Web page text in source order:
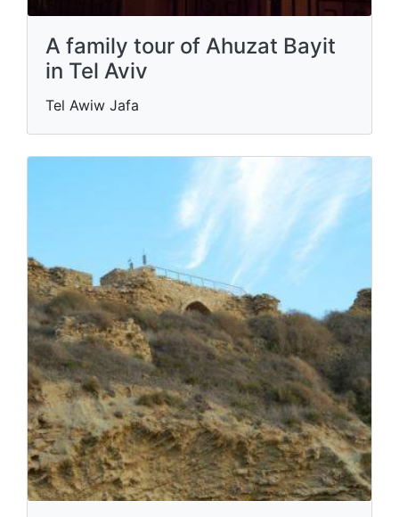
A family tour of Ahuzat Bayit
in Tel Aviv
Tel Awiw Jafa